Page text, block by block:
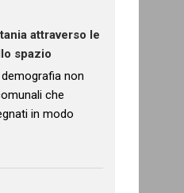
attraverso le
spazio
non
che
in modo